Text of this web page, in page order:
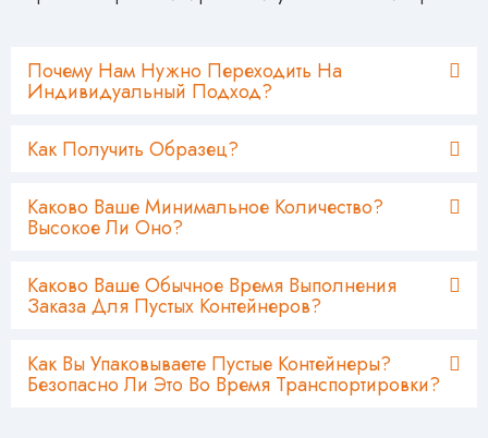
Почему Нам Нужно Переходить На
Индивидуальный Подход?
Как Получить Образец?
Каково Ваше Минимальное Количество?
Высокое Ли Оно?
Каково Ваше Обычное Время Выполнения
Заказа Для Пустых Контейнеров?
Как Вы Упаковываете Пустые Контейнеры?
Безопасно Ли Это Во Время Транспортировки?